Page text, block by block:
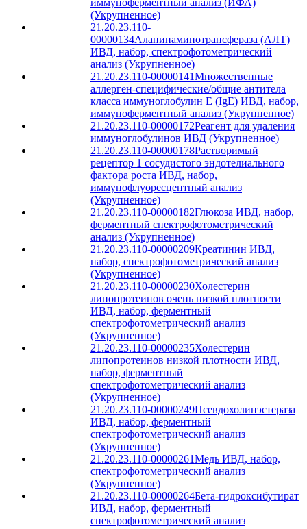
(Укрупненное)
21.20.23.110-
00000134Аланинаминотрансфераза (АЛТ)
ИВД, набор, спектрофотометрический
анализ (Укрупненное)
21.20.23.110-00000141Множественные
аллерген-специфические/общие антитела
класса иммуноглобулин Е (IgE) ИВД, набор,
иммуноферментный анализ (Укрупненное)
21.20.23.110-00000172Реагент для удаления
иммуноглобулинов ИВД (Укрупненное)
21.20.23.110-00000178Растворимый
рецептор 1 сосудистого эндотелиального
фактора роста ИВД, набор,
иммунофлуоресцентный анализ
(Укрупненное)
21.20.23.110-00000182Глюкоза ИВД, набор,
ферментный спектрофотометрический
анализ (Укрупненное)
21.20.23.110-00000209Креатинин ИВД,
набор, спектрофотометрический анализ
(Укрупненное)
21.20.23.110-00000230Холестерин
липопротеинов очень низкой плотности
ИВД, набор, ферментный
спектрофотометрический анализ
(Укрупненное)
21.20.23.110-00000235Холестерин
липопротеинов низкой плотности ИВД,
набор, ферментный
спектрофотометрический анализ
(Укрупненное)
21.20.23.110-00000249Псевдохолинэстераза
ИВД, набор, ферментный
спектрофотометрический анализ
(Укрупненное)
21.20.23.110-00000261Медь ИВД, набор,
спектрофотометрический анализ
(Укрупненное)
21.20.23.110-00000264Бета-гидроксибутират
ИВД, набор, ферментный
спектрофотометрический анализ